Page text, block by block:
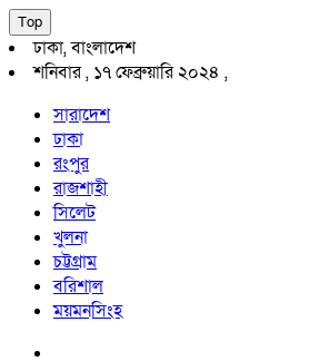
Top
ঢাকা, বাংলাদেশ
শনিবার , ১৭ ফেব্রুয়ারি ২০২৪ ,
সারাদেশ
ঢাকা
রংপুর
রাজশাহী
সিলেট
খুলনা
চট্টগ্রাম
বরিশাল
ময়মনসিংহ